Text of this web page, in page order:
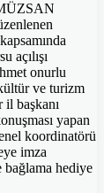
açılışı
onurlu
ve turizm
başkanı
yapan
koordinatörü
imza
bağlama hediye